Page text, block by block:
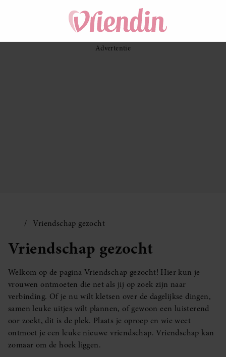
Vriendschap gezocht
Vriendschap gezocht
Welkom op de pagina Vriendschap gezocht! Hier kun je
vrouwen ontmoeten die net als jij op zoek zijn naar
verbinding. Of je nu wilt kletsen over de dagelijkse dingen,
samen leuke uitjes wilt plannen, of gewoon een luisterend
oor zoekt, dit is de plek. Plaats je oproep en wie weet
ontmoet je een leuke nieuwe vriendschap. Vriendschap kan
zomaar om de hoek liggen.